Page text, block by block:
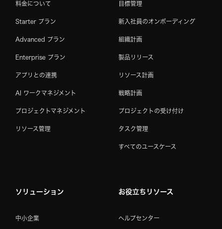
料金について
Starter プラン
Advanced プラン
Enterprise プラン
アプリとの連携
AI ワークマネジメント
プロジェクトマネジメント
リソース管理
目標管理
新入社員のオンボーディング
組織計画
製品リリース
リソース計画
戦略計画
プロジェクトの受け付け
タスク管理
すべてのユースケース
ソリューション
中小企業
お役立ちリソース
ヘルプセンター